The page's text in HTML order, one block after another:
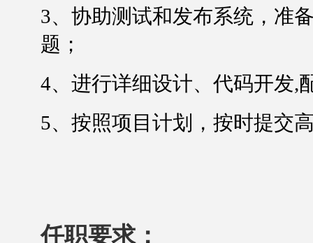
3、协助测试和发布系统，准
题；
4、进行详细设计、代码开发,
5、按照项目计划，按时提交
任职要求：